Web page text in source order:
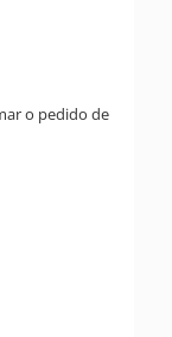
o pedido de